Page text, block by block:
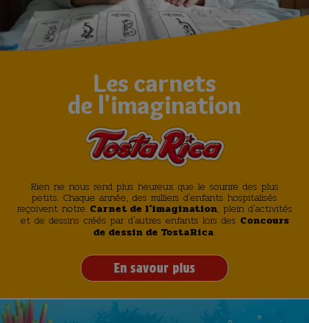
Les carnets
de l'imagination
Rien ne nous rend plus heureux que le sourire des plus
petits. Chaque année, des milliers d'enfants hospitalisés
reçoivent notre Carnet de l'imagination, plein d'activités
et de dessins créés par d'autres enfants lors des Concours
de dessin de TostaRica.
En savour plus